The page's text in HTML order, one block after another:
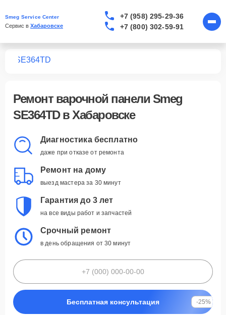
Smeg Service Center
Сервис в Хабаровске
+7 (958) 295-29-36
+7 (800) 302-59-91
SE364TD
Ремонт варочной панели Smeg
SE364TDв Хабаровске
Диагностика бесплатно
даже при отказе от ремонта
Ремонт на дому
выезд мастера за 30 минут
Гарантия до 3 лет
на все виды работ и запчастей
Срочный ремонт
в день обращения от 30 минут
Бесплатная консультация -25%